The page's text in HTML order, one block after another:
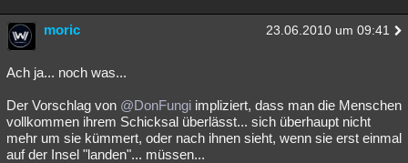
moric 23.06.2010 um 09:41
Ach ja... noch was...
Der Vorschlag von @DonFungi impliziert, dass man die Menschen
vollkommen ihrem Schicksal überlässt... sich überhaupt nicht
mehr um sie kümmert, oder nach ihnen sieht, wenn sie erst einmal
auf der Insel "landen"... müssen...